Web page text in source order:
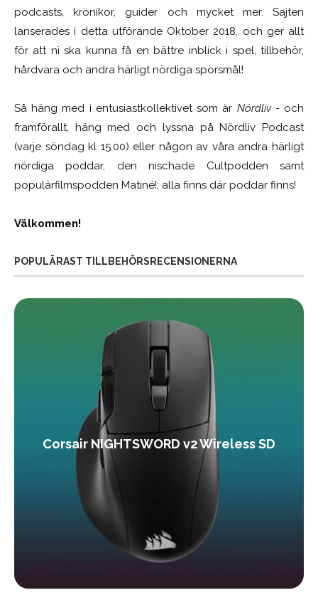
podcasts, krönikor, guider och mycket mer. Sajten
lanserades i detta utförande Oktober 2018, och ger allt
för att ni ska kunna få en bättre inblick i spel, tillbehör,
hårdvara och andra härligt nördiga spörsmål!
Så häng med i entusiastkollektivet som är Nördliv- och
framförallt, häng med och lyssna på Nördliv Podcast
(varje söndag kl 15.00) eller någon av våra andra härligt
nördiga poddar, den nischade Cultpodden samt
populärfilmspodden Matiné!; alla finns där poddar finns!
Välkommen!
POPULÄRAST TILLBEHÖRSRECENSIONERNA
Corsair NIGHTSWORD v2 Wireless SD